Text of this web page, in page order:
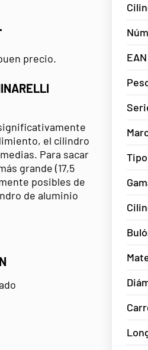
precio.
el cilindro
Para sacar
grande (17,5
posibles de
de aluminio
EAN